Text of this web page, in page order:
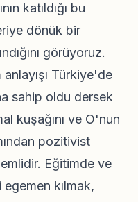
katıldığı bu
dönük bir
görüyoruz.
Türkiye'de
sahip oldu dersek
kuşağını ve O'nun
pozitivist
Eğitimde ve
kılmak,